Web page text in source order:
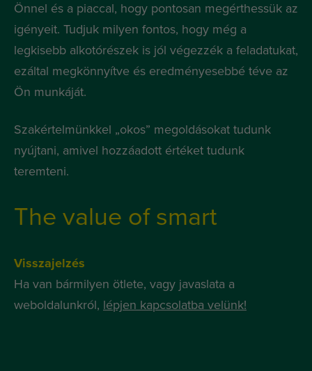
Önnel és a piaccal, hogy pontosan megérthessük az
igényeit. Tudjuk milyen fontos, hogy még a
legkisebb alkotórészek is jól végezzék a feladatukat,
ezáltal megkönnyítve és eredményesebbé téve az
Ön munkáját.
Szakértelmünkkel „okos” megoldásokat tudunk
nyújtani, amivel hozzáadott értéket tudunk
teremteni.
The value of smart
Visszajelzés
Ha van bármilyen ötlete, vagy javaslata a
weboldalunkról, lépjen kapcsolatba velünk!